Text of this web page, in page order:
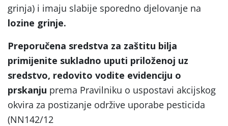
grinja) i imaju slabije sporedno djelovanje na
lozine grinje.
Preporučena sredstva za zaštitu bilja
primijenite sukladno uputi priloženoj uz
sredstvo, redovito vodite evidenciju o
prskanju prema Pravilniku o uspostavi akcijskog
okvira za postizanje održive uporabe pesticida
(NN142/12